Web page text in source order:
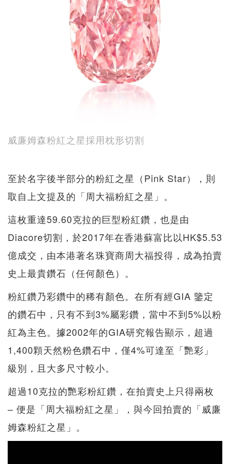
威廉姆森粉紅之星採用枕形切割
至於名字後半部分的粉紅之星（Pink Star），則
取自上文提及的「周大福粉紅之星」。
這枚重達59.60克拉的巨型粉紅鑽，也是由
Diacore切割，於2017年在香港蘇富比以HK$5.53
億成交，由本港著名珠寶商周大福投得，成為拍賣
史上最貴鑽石（任何顏色）。
粉紅鑽乃彩鑽中的稀有顏色。在所有經GIA 鑒定
的鑽石中，只有不到3%屬彩鑽，當中不到5%以粉
紅為主色。據2002年的GIA研究報告顯示，超過
1,400顆天然粉色鑽石中，僅4%可達至「艷彩」
級別，且大多尺寸較小。
超過10克拉的艷彩粉紅鑽，在拍賣史上只得兩枚
– 便是「周大福粉紅之星」，與今回拍賣的「威廉
姆森粉紅之星」。